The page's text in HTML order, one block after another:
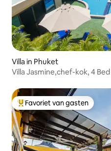
Villa in Phuket
Topfavoriet van gasten
Favoriet van gasten